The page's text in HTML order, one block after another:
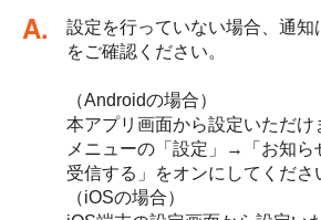
回答
設定を行っていない場合、通知
をご確認ください。
（Androidの場合）
本アプリ画面から設定いただけ
メニューの「設定」→「お知
受信する」をオンにしてくださ
（iOSの場合）